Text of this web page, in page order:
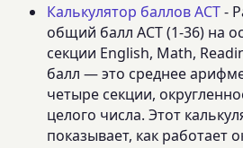
Калькулятор баллов ACT-
общий балл ACT (1-36) на
секции English, Math,
балл — это среднее
четыре секции,
целого числа. Этот
показывает, как работает